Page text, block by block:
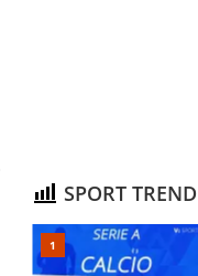
SPORT TREND